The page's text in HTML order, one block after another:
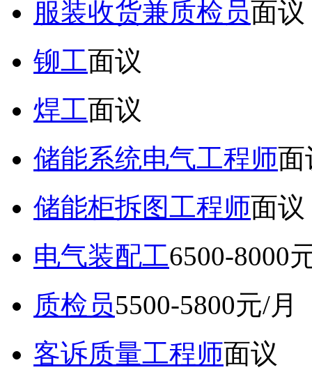
服装收货兼质检员面议
铆工面议
焊工面议
储能系统电气工程师面
储能柜拆图工程师面议
电气装配工6500-8000
质检员5500-5800元/月
客诉质量工程师面议